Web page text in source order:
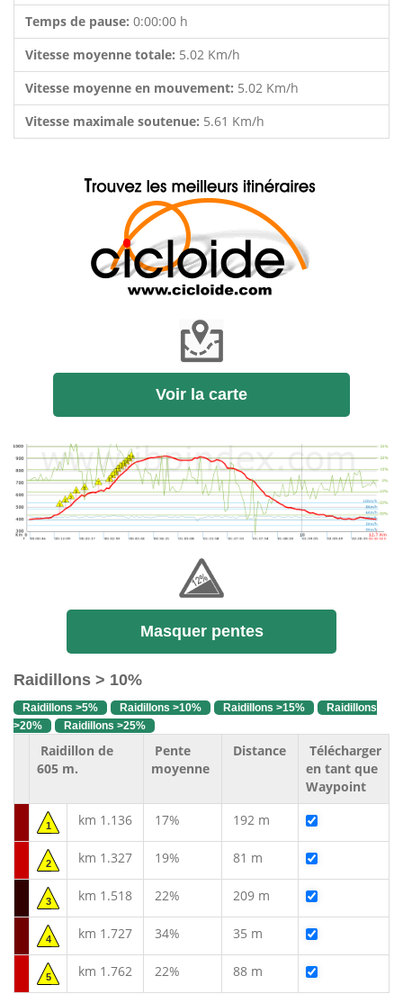
Temps de pause: 0:00:00 h
Vitesse moyenne totale: 5.02 Km/h
Vitesse moyenne en mouvement: 5.02 Km/h
Vitesse maximale soutenue: 5.61 Km/h
Voir la carte
Masquer pentes
Raidillons > 10%
Raidillons >5% Raidillons >10% Raidillons >15%
Raidillons
>20%
Raidillons >25%
Raidillon de
605 m.
Pente
moyenne
Distance
Télécharger
en tant que
Waypoint
1 km 1.136 17% 192 m
2 km 1.327 19% 81 m
3 km 1.518 22% 209 m
4 km 1.727 34% 35 m
5 km 1.762 22% 88 m